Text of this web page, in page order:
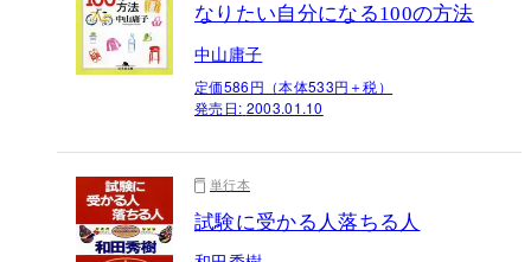
なりたい自分になる100の方法
中山庸子
定価586円（本体533円＋税）
発売日: 2003.01.10
単行本
試験に受かる人落ちる人